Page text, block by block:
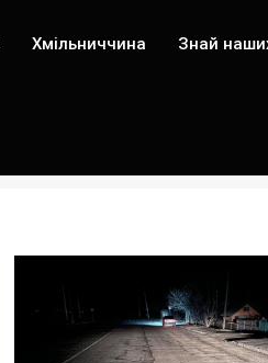
Хмільниччина Знай